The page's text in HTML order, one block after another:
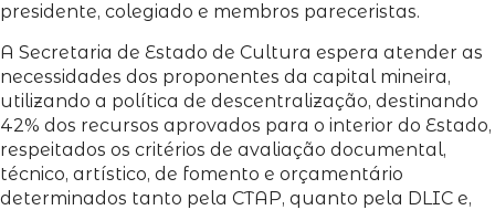
presidente, colegiado e membros pareceristas.
A Secretaria de Estado de Cultura espera atender as
necessidades dos proponentes da capital mineira,
utilizando a política de descentralização, destinando
42% dos recursos aprovados para o interior do Estado,
respeitados os critérios de avaliação documental,
técnico, artístico, de fomento e orçamentário
determinados tanto pela CTAP, quanto pela DLIC e,